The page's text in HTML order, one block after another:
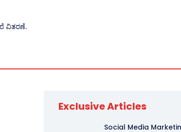
ವಿತರಣೆ.
Exclusive Articles
Social Media